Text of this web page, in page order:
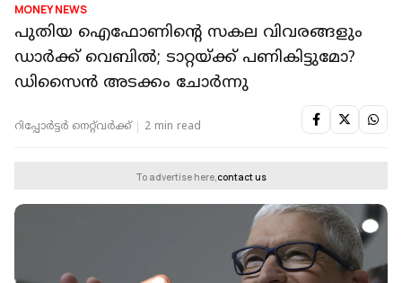
MONEY NEWS
പുതിയ ഐഫോണിന്റെ സകല വിവരങ്ങളും
ഡാർക്ക് വെബിൽ; ടാറ്റയ്ക്ക് പണികിട്ടുമോ?
ഡിസൈൻ അടക്കം ചോർന്നു
റിപ്പോർട്ടർ നെറ്റ്‌വര്‍ക്ക്‌ 2 min read
To advertise here,contact us